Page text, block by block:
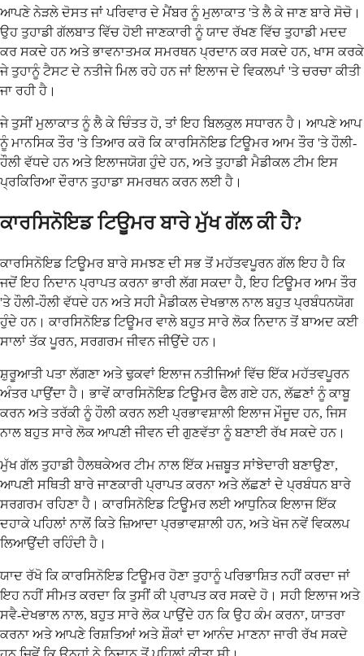
ਆਪਣੇ ਨੇੜਲੇ ਦੋਸਤ ਜਾਂ ਪਰਿਵਾਰ ਦੇ ਮੈਂਬਰ ਨੂੰ ਮੁਲਾਕਾਤ 'ਤੇ ਲੈ ਕੇ ਜਾਣ ਬਾਰੇ ਸੋਚੋ।
ਉਹ ਤੁਹਾਡੀ ਗੱਲਬਾਤ ਵਿੱਚ ਹੋਈ ਜਾਣਕਾਰੀ ਨੂੰ ਯਾਦ ਰੱਖਣ ਵਿੱਚ ਤੁਹਾਡੀ ਮਦਦ
ਕਰ ਸਕਦੇ ਹਨ ਅਤੇ ਭਾਵਨਾਤਮਕ ਸਮਰਥਨ ਪ੍ਰਦਾਨ ਕਰ ਸਕਦੇ ਹਨ, ਖਾਸ ਕਰਕੇ
ਜੇ ਤੁਹਾਨੂੰ ਟੈਸਟ ਦੇ ਨਤੀਜੇ ਮਿਲ ਰਹੇ ਹਨ ਜਾਂ ਇਲਾਜ ਦੇ ਵਿਕਲਪਾਂ 'ਤੇ ਚਰਚਾ ਕੀਤੀ
ਜਾ ਰਹੀ ਹੈ।
ਜੇ ਤੁਸੀਂ ਮੁਲਾਕਾਤ ਨੂੰ ਲੈ ਕੇ ਚਿੰਤਤ ਹੋ, ਤਾਂ ਇਹ ਬਿਲਕੁਲ ਸਧਾਰਨ ਹੈ। ਆਪਣੇ ਆਪ
ਨੂੰ ਮਾਨਸਿਕ ਤੌਰ 'ਤੇ ਤਿਆਰ ਕਰੋ ਕਿ ਕਾਰਸਿਨੋਇਡ ਟਿਊਮਰ ਆਮ ਤੌਰ 'ਤੇ ਹੌਲੀ-
ਹੌਲੀ ਵੱਧਦੇ ਹਨ ਅਤੇ ਇਲਾਜਯੋਗ ਹੁੰਦੇ ਹਨ, ਅਤੇ ਤੁਹਾਡੀ ਮੈਡੀਕਲ ਟੀਮ ਇਸ
ਪ੍ਰਕਿਰਿਆ ਦੌਰਾਨ ਤੁਹਾਡਾ ਸਮਰਥਨ ਕਰਨ ਲਈ ਹੈ।
ਕਾਰਸਿਨੋਇਡ ਟਿਊਮਰ ਬਾਰੇ ਮੁੱਖ ਗੱਲ ਕੀ ਹੈ?
ਕਾਰਸਿਨੋਇਡ ਟਿਊਮਰ ਬਾਰੇ ਸਮਝਣ ਦੀ ਸਭ ਤੋਂ ਮਹੱਤਵਪੂਰਨ ਗੱਲ ਇਹ ਹੈ ਕਿ
ਜਦੋਂ ਇਹ ਨਿਦਾਨ ਪ੍ਰਾਪਤ ਕਰਨਾ ਭਾਰੀ ਲੱਗ ਸਕਦਾ ਹੈ, ਇਹ ਟਿਊਮਰ ਆਮ ਤੌਰ
'ਤੇ ਹੌਲੀ-ਹੌਲੀ ਵੱਧਦੇ ਹਨ ਅਤੇ ਸਹੀ ਮੈਡੀਕਲ ਦੇਖਭਾਲ ਨਾਲ ਬਹੁਤ ਪ੍ਰਬੰਧਨਯੋਗ
ਹੁੰਦੇ ਹਨ। ਕਾਰਸਿਨੋਇਡ ਟਿਊਮਰ ਵਾਲੇ ਬਹੁਤ ਸਾਰੇ ਲੋਕ ਨਿਦਾਨ ਤੋਂ ਬਾਅਦ ਕਈ
ਸਾਲਾਂ ਤੱਕ ਪੂਰਨ, ਸਰਗਰਮ ਜੀਵਨ ਜੀਉਂਦੇ ਹਨ।
ਸ਼ੁਰੂਆਤੀ ਪਤਾ ਲੱਗਣਾ ਅਤੇ ਢੁਕਵਾਂ ਇਲਾਜ ਨਤੀਜਿਆਂ ਵਿੱਚ ਇੱਕ ਮਹੱਤਵਪੂਰਨ
ਅੰਤਰ ਪਾਉਂਦਾ ਹੈ। ਭਾਵੇਂ ਕਾਰਸਿਨੋਇਡ ਟਿਊਮਰ ਫੈਲ ਗਏ ਹਨ, ਲੱਛਣਾਂ ਨੂੰ ਕਾਬੂ
ਕਰਨ ਅਤੇ ਤਰੱਕੀ ਨੂੰ ਹੌਲੀ ਕਰਨ ਲਈ ਪ੍ਰਭਾਵਸ਼ਾਲੀ ਇਲਾਜ ਮੌਜੂਦ ਹਨ, ਜਿਸ
ਨਾਲ ਬਹੁਤ ਸਾਰੇ ਲੋਕ ਆਪਣੀ ਜੀਵਨ ਦੀ ਗੁਣਵੱਤਾ ਨੂੰ ਬਣਾਈ ਰੱਖ ਸਕਦੇ ਹਨ।
ਮੁੱਖ ਗੱਲ ਤੁਹਾਡੀ ਹੈਲਥਕੇਅਰ ਟੀਮ ਨਾਲ ਇੱਕ ਮਜ਼ਬੂਤ ਸਾਂਝੇਦਾਰੀ ਬਣਾਉਣਾ,
ਆਪਣੀ ਸਥਿਤੀ ਬਾਰੇ ਜਾਣਕਾਰੀ ਪ੍ਰਾਪਤ ਕਰਨਾ ਅਤੇ ਲੱਛਣਾਂ ਦੇ ਪ੍ਰਬੰਧਨ ਬਾਰੇ
ਸਰਗਰਮ ਰਹਿਣਾ ਹੈ। ਕਾਰਸਿਨੋਇਡ ਟਿਊਮਰ ਲਈ ਆਧੁਨਿਕ ਇਲਾਜ ਇੱਕ
ਦਹਾਕੇ ਪਹਿਲਾਂ ਨਾਲੋਂ ਕਿਤੇ ਜ਼ਿਆਦਾ ਪ੍ਰਭਾਵਸ਼ਾਲੀ ਹਨ, ਅਤੇ ਖੋਜ ਨਵੇਂ ਵਿਕਲਪ
ਲਿਆਉਂਦੀ ਰਹਿੰਦੀ ਹੈ।
ਯਾਦ ਰੱਖੋ ਕਿ ਕਾਰਸਿਨੋਇਡ ਟਿਊਮਰ ਹੋਣਾ ਤੁਹਾਨੂੰ ਪਰਿਭਾਸ਼ਿਤ ਨਹੀਂ ਕਰਦਾ ਜਾਂ
ਇਹ ਨਹੀਂ ਸੀਮਤ ਕਰਦਾ ਕਿ ਤੁਸੀਂ ਕੀ ਪ੍ਰਾਪਤ ਕਰ ਸਕਦੇ ਹੋ। ਸਹੀ ਇਲਾਜ ਅਤੇ
ਸਵੈ-ਦੇਖਭਾਲ ਨਾਲ, ਬਹੁਤ ਸਾਰੇ ਲੋਕ ਪਾਉਂਦੇ ਹਨ ਕਿ ਉਹ ਕੰਮ ਕਰਨਾ, ਯਾਤਰਾ
ਕਰਨਾ ਅਤੇ ਆਪਣੇ ਰਿਸ਼ਤਿਆਂ ਅਤੇ ਸ਼ੌਕਾਂ ਦਾ ਆਨੰਦ ਮਾਣਨਾ ਜਾਰੀ ਰੱਖ ਸਕਦੇ